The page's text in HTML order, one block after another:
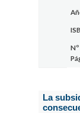
Nº
La